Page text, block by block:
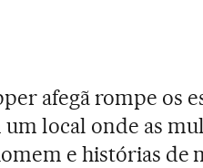
afegã rompe os
local onde as
e histórias de